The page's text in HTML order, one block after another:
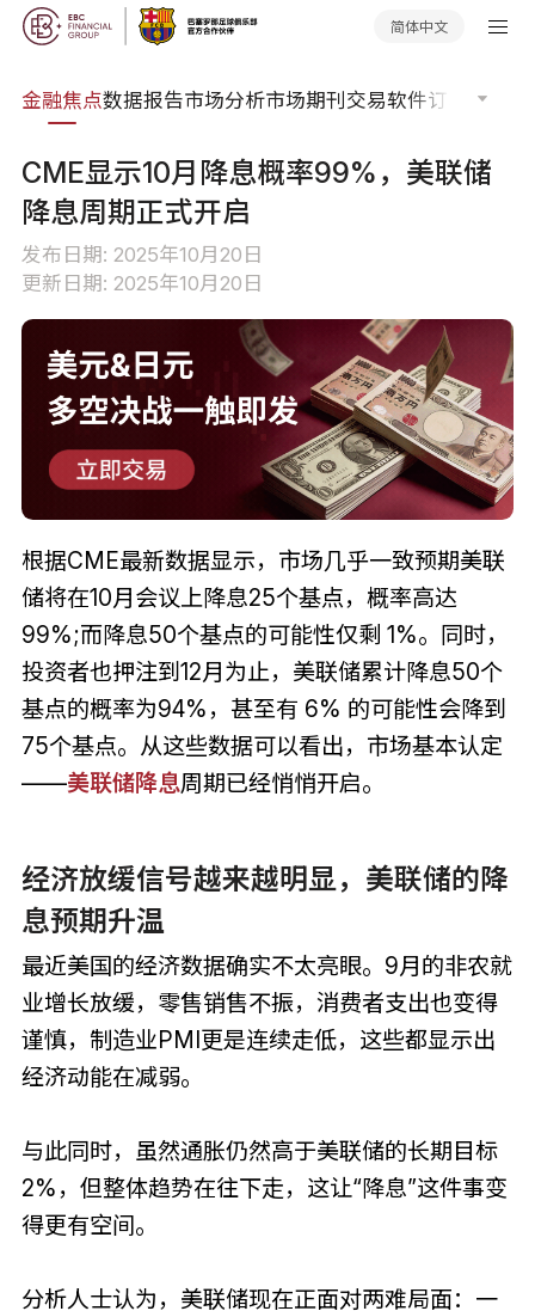
简体中文
金融焦点数据报告市场分析市场期刊交易软件订单流
CME显示10月降息概率99%，美联储
降息周期正式开启
发布日期: 2025年10月20日
更新日期: 2025年10月20日
根据CME最新数据显示，市场几乎一致预期美联
储将在10月会议上降息25个基点，概率高达
99%;而降息50个基点的可能性仅剩 1%。同时，
投资者也押注到12月为止，美联储累计降息50个
基点的概率为94%，甚至有 6% 的可能性会降到
75个基点。从这些数据可以看出，市场基本认定
——美联储降息周期已经悄悄开启。
经济放缓信号越来越明显，美联储的降
息预期升温
最近美国的经济数据确实不太亮眼。9月的非农就
业增长放缓，零售销售不振，消费者支出也变得
谨慎，制造业PMI更是连续走低，这些都显示出
经济动能在减弱。
与此同时，虽然通胀仍然高于美联储的长期目标
2%，但整体趋势在往下走，这让“降息”这件事变
得更有空间。
分析人士认为，美联储现在正面对两难局面：一